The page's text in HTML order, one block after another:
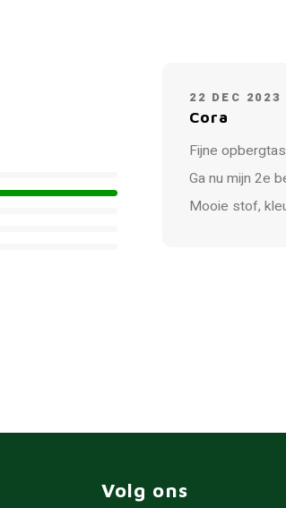
22 DEC 2023
Cora
Fijne
Ga nu mijn 2e
Mooie stof,
Volg ons